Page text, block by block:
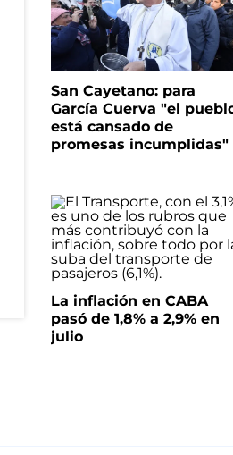
San Cayetano: para
García Cuerva "el
está cansado de
promesas incumplidas"
La inflación en CABA
pasó de 1,8% a 2,9% en
julio